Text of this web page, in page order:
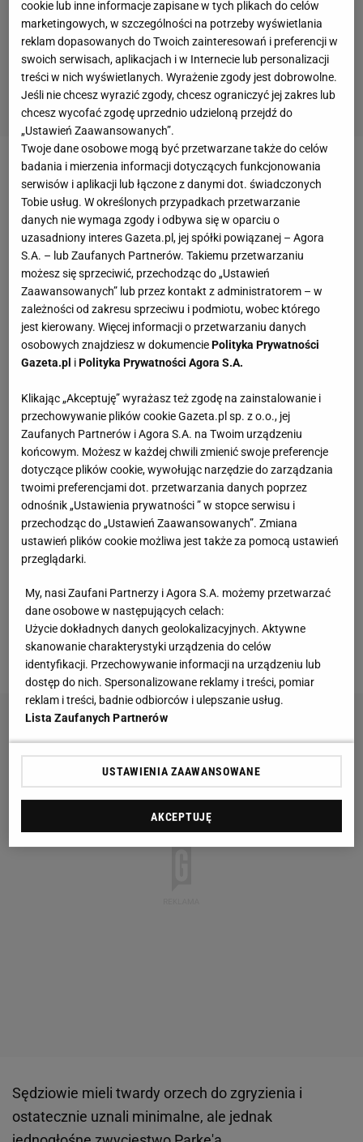
Zobacz wideoDon Kasjo przesadził! "To są idioci". I
ujawnił zarobki na FAME 22
FAME MMA 22: Ależ walki z karty wstępnej! Parke i
Wrzosek o krok od porażek z freakami
Rozpoczęła się ona od dwóch walk z karty wstępnej,
gdzie jedną z nich było starcie dwóch bardzo
dobrych freak fighterów - Pawła "Big Woman"
"Stormin" Parke'a.
Faworytem był Parke, ale obaj zawodnicy walczyli
każdą rundę na innych zasadach! Pierwsza w boksie
była wyrównana, w drugiej w K-1 dominować
wydawał się Parke, ale to jedna akcja Tyburskiego
doprowadziła do liczenia Brytyjczyka. Dlatego też
Norman Parke musiał w trzeciej rundzie wyraźnie
rozbić przeciwnika w swojej koronnej MMA. I
faktycznie - Parke szybko posłał Tyburskiego do
parteru, gdzie go obijał, ale nie zdołał zakończyć
walki .
Sędziowie mieli twardy orzech do zgryzienia i
ostatecznie uznali minimalne, ale jednak
cookie lub inne informacje zapisane w tych plikach do celów
marketingowych, w szczególności na potrzeby wyświetlania
reklam dopasowanych do Twoich zainteresowań i preferencji w
swoich serwisach, aplikacjach i w Internecie lub personalizacji
treści w nich wyświetlanych. Wyrażenie zgody jest dobrowolne.
Jeśli nie chcesz wyrazić zgody, chcesz ograniczyć jej zakres lub
chcesz wycofać zgodę uprzednio udzieloną przejdź do
„Ustawień Zaawansowanych”.
Twoje dane osobowe mogą być przetwarzane także do celów
badania i mierzenia informacji dotyczących funkcjonowania
serwisów i aplikacji lub łączone z danymi dot. świadczonych
Tobie usług. W określonych przypadkach przetwarzanie
danych nie wymaga zgody i odbywa się w oparciu o
uzasadniony interes Gazeta.pl, jej spółki powiązanej – Agora
S.A. – lub Zaufanych Partnerów. Takiemu przetwarzaniu
możesz się sprzeciwić, przechodząc do „Ustawień
Zaawansowanych” lub przez kontakt z administratorem – w
zależności od zakresu sprzeciwu i podmiotu, wobec którego
jest kierowany. Więcej informacji o przetwarzaniu danych
osobowych znajdziesz w dokumenciePolityka Prywatności
Gazeta.pl iPolityka Prywatności Agora S.A.
Klikając „Akceptuję” wyrażasz też zgodę na zainstalowanie i
przechowywanie plików cookie Gazeta.pl sp. z o.o., jej
Zaufanych Partnerów i Agora S.A. na Twoim urządzeniu
końcowym. Możesz w każdej chwili zmienić swoje preferencje
dotyczące plików cookie, wywołując narzędzie do zarządzania
twoimi preferencjami dot. przetwarzania danych poprzez
odnośnik „Ustawienia prywatności ” w stopce serwisu i
przechodząc do „Ustawień Zaawansowanych”. Zmiana
ustawień plików cookie możliwa jest także za pomocą ustawień
przeglądarki.
My, nasi Zaufani Partnerzy i Agora S.A. możemy przetwarzać
dane osobowe w następujących celach:
Użycie dokładnych danych geolokalizacyjnych. Aktywne
skanowanie charakterystyki urządzenia do celów
identyfikacji. Przechowywanie informacji na urządzeniu lub
dostęp do nich. Spersonalizowane reklamy i treści, pomiar
reklam i treści, badnie odbiorców i ulepszanie usług.
Lista Zaufanych Partnerów
USTAWIENIA ZAAWANSOWANE
AKCEPTUJĘ